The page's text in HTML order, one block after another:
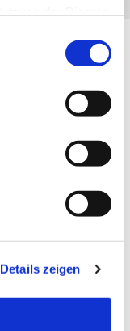
Details zeigen